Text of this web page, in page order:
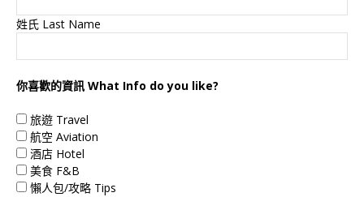
姓氏 Last Name
你喜歡的資訊 What Info do you like?
旅遊 Travel
航空 Aviation
酒店 Hotel
美食 F&B
懶人包/攻略 Tips